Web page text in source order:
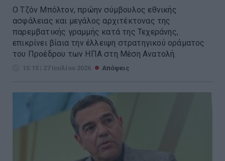
Ο Τζόν Μπόλτον, πρώην σύμβουλος εθνικής
ασφάλειας και μεγάλος αρχιτέκτονας της
παρεμβατικής γραμμής κατά της Τεχεράνης,
επικρίνει βίαια την έλλειψη στρατηγικού οράματος
του Προέδρου των ΗΠΑ στη Μέση Ανατολή.
15:15 | 27 Ιουλίου 2026 Απόψεις